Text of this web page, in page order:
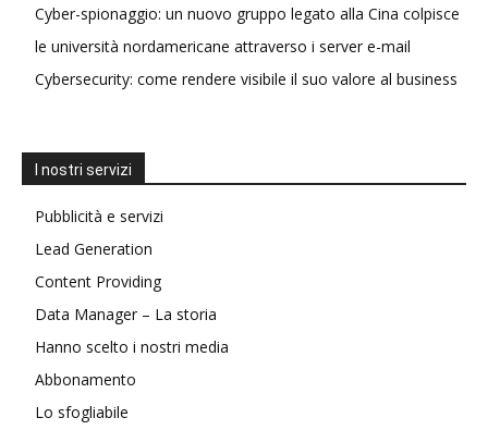
Cyber-spionaggio: un nuovo gruppo legato alla Cina colpisce
le università nordamericane attraverso i server e-mail
Cybersecurity: come rendere visibile il suo valore al business
I nostri servizi
Pubblicità e servizi
Lead Generation
Content Providing
Data Manager – La storia
Hanno scelto i nostri media
Abbonamento
Lo sfogliabile